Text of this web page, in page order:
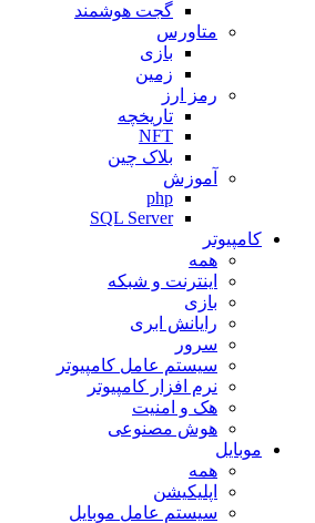
گجت هوشمند
متاورس
بازی
زمین
رمز ارز
تاریخچه
NFT
بلاک چین
آموزش
php
SQL Server
کامپیوتر
همه
اینترنت و شبکه
بازی
رایانش ابری
سرور
سیستم عامل کامپیوتر
نرم افزار کامپیوتر
هک و امنیت
هوش مصنوعی
موبایل
همه
اپلیکیشن
سیستم عامل موبایل